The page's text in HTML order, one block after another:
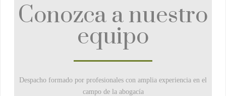
Conozca a nuestro
equipo
Despacho formado por profesionales con amplia experiencia en el
campo de la abogacía